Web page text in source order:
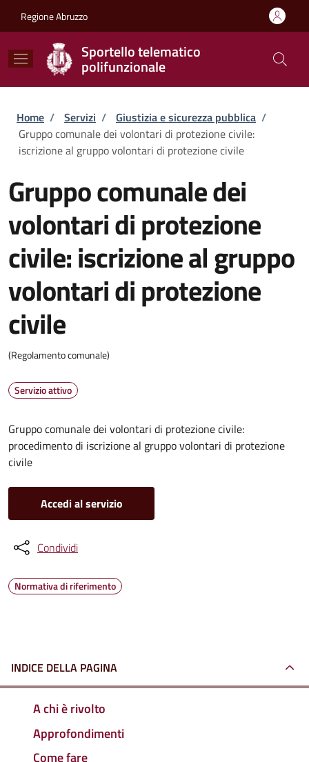
Regione Abruzzo
Sportello telematico
polifunzionale
Briciole di pane
Home / Servizi / Giustizia e sicurezza pubblica /
Gruppo comunale dei volontari di protezione civile:
iscrizione al gruppo volontari di protezione civile
Gruppo comunale dei
volontari di protezione
civile: iscrizione al gruppo
volontari di protezione
civile
(Regolamento comunale)
Servizio attivo
Gruppo comunale dei volontari di protezione civile:
procedimento di iscrizione al gruppo volontari di protezione
civile
Accedi al servizio
Condividi
Normativa di riferimento
INDICE DELLA PAGINA
A chi è rivolto
Approfondimenti
Come fare